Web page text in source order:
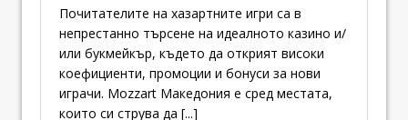
Почитателите на хазартните игри са в
непрестанно търсене на идеалното казино и/
или букмейкър, където да открият високи
коефициенти, промоции и бонуси за нови
играчи. Mozzart Македония е сред местата,
които си струва да [...]